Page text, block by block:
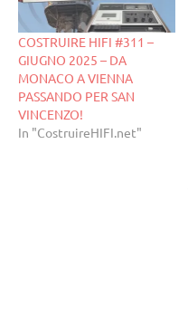
COSTRUIRE HIFI #311 –
GIUGNO 2025 – DA
MONACO A VIENNA
PASSANDO PER SAN
VINCENZO!
In "CostruireHIFI.net"